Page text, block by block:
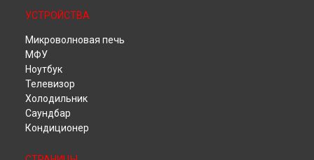
Ремонт холодильника GR-H 64 TR MC Toshiba в
Ремонт холодильника GR-H 64 TR MC Toshiba в
Ремонт холодильника GR-H 64 TR MC Toshiba в
Ремонт холодильника GR-H 64 TR MC Toshiba в
Ремонт холодильника GR-H 64 TR MC Toshiba в
Ремонт холодильника GR-H 64 TR MC Toshiba в
Ремонт холодильника GR-H 64 TR MC Toshiba в
Ремонт холодильника GR-H 64 TR MC Toshiba в
УСТРОЙСТВА
Микроволновая печь
МФУ
Ноутбук
Телевизор
Холодильник
Саундбар
Кондиционер